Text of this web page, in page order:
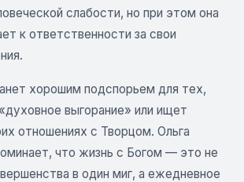
слабости, но при этом она
к ответственности за свои
хорошим подспорьем для тех,
выгорание» или ищет
отношениях с Творцом. Ольга
что жизнь с Богом — это не
в один миг, а ежедневное